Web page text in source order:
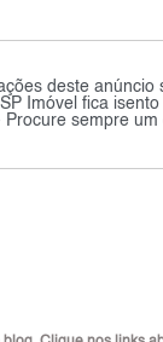
deste
Imóvel fica
Procure sempre